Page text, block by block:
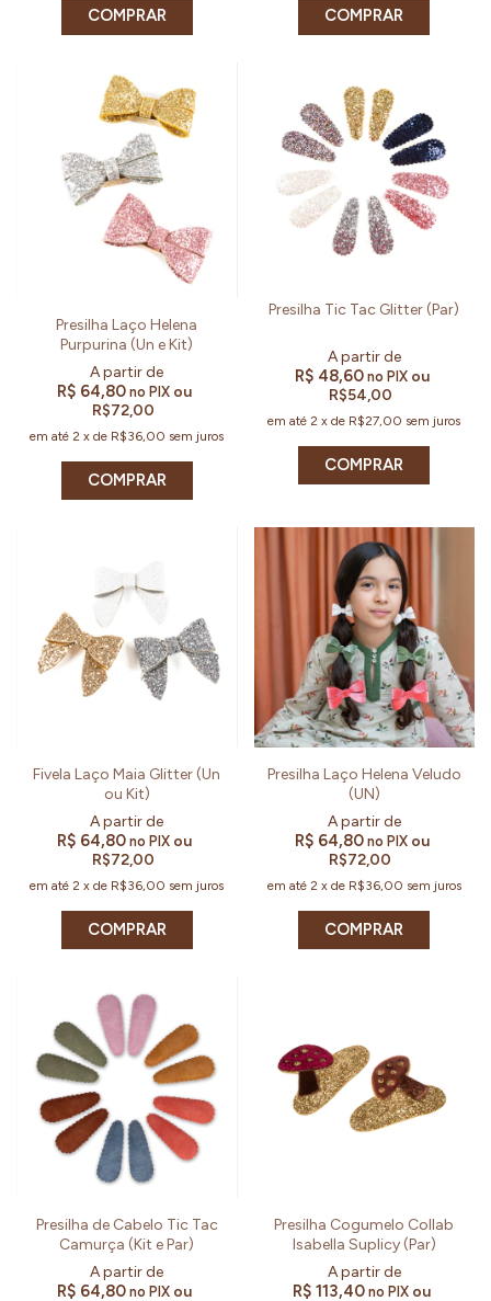
COMPRAR COMPRAR
Presilha Laço Helena
Purpurina (Un e Kit)
R$ 64,80 no PIX ou
R$72,00
em até2 xde R$36,00 sem juros
COMPRAR
Presilha Tic Tac Glitter (Par)
R$ 48,60no PIX ou
R$54,00
em até2 xde R$27,00 sem juros
COMPRAR
Fivela Laço Maia Glitter (Un
ou Kit)
R$ 64,80 no PIX ou
R$72,00
em até2 xde R$36,00 sem juros
COMPRAR
Presilha Laço Helena Veludo
(UN)
R$ 64,80no PIX ou
R$72,00
em até 2 x de R$36,00 sem juros
COMPRAR
Presilha de Cabelo Tic Tac
Camurça (Kit e Par)
R$ 64,80 no PIX ou
Presilha Cogumelo Collab
Isabella Suplicy (Par)
R$ 113,40 no PIX ou